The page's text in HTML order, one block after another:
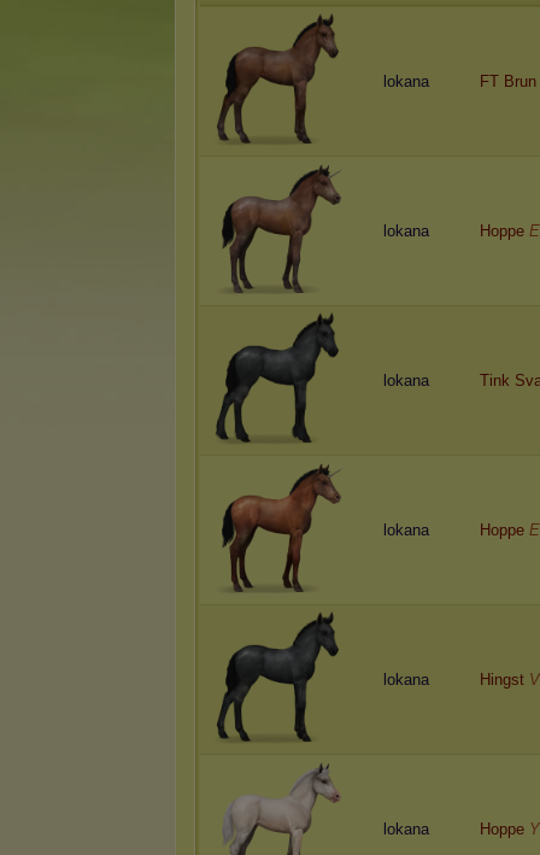
lokana FT
lokana Hoppe
lokana Tink
lokana Hoppe
lokana Hingst
lokana Hoppe